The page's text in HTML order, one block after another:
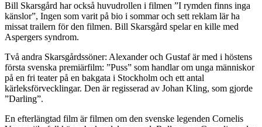
Bill Skarsgård har också huvudrollen i filmen ”I rymden finns inga
känslor”, Ingen som varit på bio i sommar och sett reklam lär ha
missat trailern för den filmen. Bill Skarsgård spelar en kille med
Aspergers syndrom.
Två andra Skarsgårdssöner: Alexander och Gustaf är med i höstens
första svenska premiärfilm: ”Puss” som handlar om unga människor
på en fri teater på en bakgata i Stockholm och ett antal
kärleksförvecklingar. Den är regisserad av Johan Kling, som gjorde
”Darling”.
En efterlängtad film är filmen om den svenske legenden Cornelis